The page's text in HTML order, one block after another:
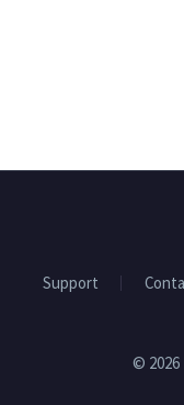
Support
© 2026